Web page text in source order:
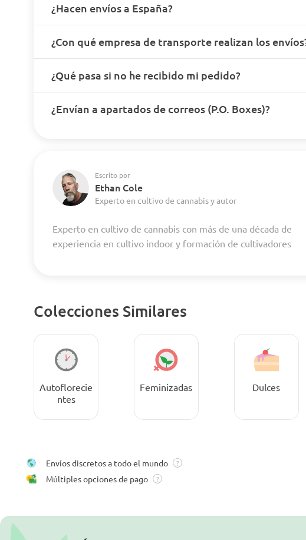
¿Hacen envíos a España?
¿Con qué empresa de transporte realizan los
¿Qué pasa si no he recibido mi pedido?
¿Envían a apartados de correos (P.O. Boxes)?
Escrito por
Ethan Cole
Experto en cultivo de cannabis y autor
Experto en cultivo de cannabis con más de una década de
experiencia en cultivo indoor y formación de cultivadores
Colecciones Similares
Autoflorecie
ntes
Feminizadas Dulces
Envíos discretos a todo el mundo ?
Múltiples opciones de pago ?